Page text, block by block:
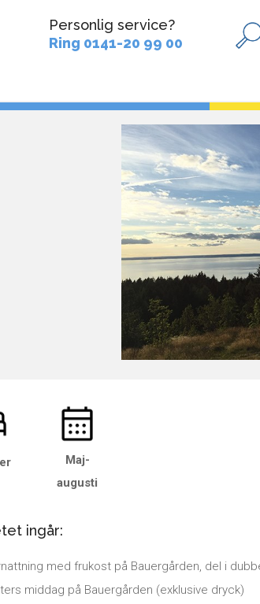
Personlig service?
Ring 0141-20 99 00
Maj-
augusti
ingår:
med frukost på Bauergården, del i
middag på Bauergården (exklusive dryck)